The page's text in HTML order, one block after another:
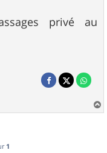
privé au
a
1